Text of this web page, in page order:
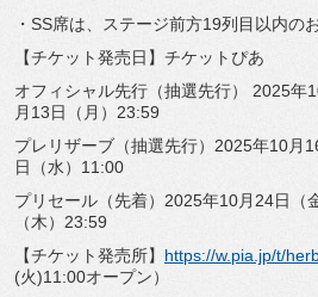
・SS席は、ステージ前方19列目以内の
【チケット発売日】チケットぴあ
オフィシャル先行（抽選先行）
2025年
月13日（月）23:59
プレリザーブ（抽選先行）2025年10月
日（水）11:00
プリセール（先着）2025年10月24日（
（木）23:59
【チケット発売所】 https://w.pia.jp/t/
(火)11:00オープン）